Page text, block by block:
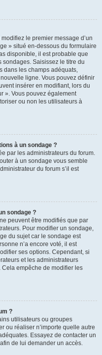
le premier message d’un
» situé en-dessous du formulaire
disponible, il est probable que
sondages. Saisissez le titre du
dans les champs adéquats,
ligne. Vous pouvez définir
insérer en modifiant, lors du
». Vous pouvez également
ou non les utilisateurs à
à un sondage ?
par les administrateurs du forum.
à un sondage vous semble
du forum s’il est
sondage ?
peuvent être modifiés que par
Pour modifier un sondage,
du sujet car le sondage est
n’a encore voté, il est
ses options. Cependant, si
et les administrateurs
empêche de modifier les
?
utilisateurs ou groupes
ou réaliser n’importe quelle autre
Essayez de contacter un
de lui demander un accès.